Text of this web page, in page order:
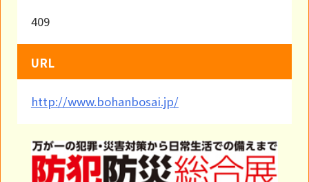
409
URL
http://www.bohanbosai.jp/